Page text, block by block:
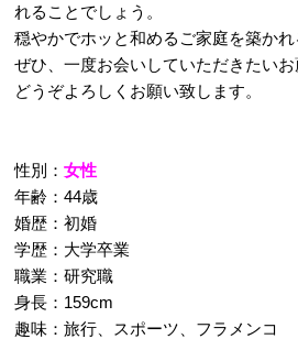
れることでしょう。
穏やかでホッと和めるご家庭を築かれ
ぜひ、一度お会いしていただきたいお
どうぞよろしくお願い致します。
性別：女性
年齢：44歳
婚歴：初婚
学歴：大学卒業
職業：研究職
身長：159cm
趣味：旅行、スポーツ、フラメンコ